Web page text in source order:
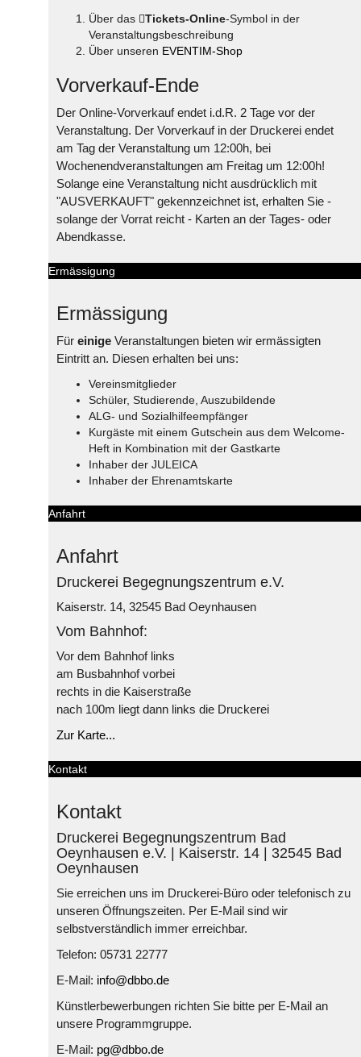
Über das Tickets-Online-Symbol in der
Veranstaltungsbeschreibung
Über unseren EVENTIM-Shop
Vorverkauf-Ende
Der Online-Vorverkauf endet i.d.R. 2 Tage vor der
Veranstaltung. Der Vorverkauf in der Druckerei endet
am Tag der Veranstaltung um 12:00h, bei
Wochenendveranstaltungen am Freitag um 12:00h!
Solange eine Veranstaltung nicht ausdrücklich mit
"AUSVERKAUFT" gekennzeichnet ist, erhalten Sie -
solange der Vorrat reicht - Karten an der Tages- oder
Abendkasse.
Ermässigung
Ermässigung
Für einige Veranstaltungen bieten wir ermässigten
Eintritt an. Diesen erhalten bei uns:
Vereinsmitglieder
Schüler, Studierende, Auszubildende
ALG- und Sozialhilfeempfänger
Kurgäste mit einem Gutschein aus dem Welcome-
Heft in Kombination mit der Gastkarte
Inhaber der JULEICA
Inhaber der Ehrenamtskarte
Anfahrt
Anfahrt
Druckerei Begegnungszentrum e.V.
Kaiserstr. 14, 32545 Bad Oeynhausen
Vom Bahnhof:
Vor dem Bahnhof links
am Busbahnhof vorbei
rechts in die Kaiserstraße
nach 100m liegt dann links die Druckerei
Zur Karte...
Kontakt
Kontakt
Druckerei Begegnungszentrum Bad
Oeynhausen e.V. | Kaiserstr. 14 | 32545 Bad
Oeynhausen
Sie erreichen uns im Druckerei-Büro oder telefonisch zu
unseren Öffnungszeiten. Per E-Mail sind wir
selbstverständlich immer erreichbar.
Telefon: 05731 22777
E-Mail: info@dbbo.de
Künstlerbewerbungen richten Sie bitte per E-Mail an
unsere Programmgruppe.
E-Mail: pg@dbbo.de